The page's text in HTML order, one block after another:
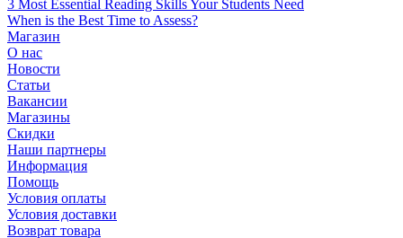
3 Most Essential Reading Skills Your Students Need
When is the Best Time to Assess?
Магазин
О нас
Новости
Статьи
Вакансии
Магазины
Скидки
Наши партнеры
Информация
Помощь
Условия оплаты
Условия доставки
Возврат товара